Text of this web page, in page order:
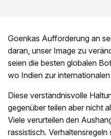
Goenkas Aufforderung an
daran, unser Image zu
seien die besten globalen
wo Indien zur
Diese verständnisvolle
gegenüber teilen aber nicht
Viele verurteilen den
rassistisch. Verhaltensregeln